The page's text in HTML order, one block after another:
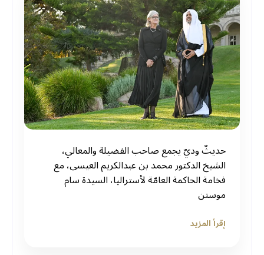
حديثٌ وديٌ يجمع صاحب الفضيلة والمعالي،
الشيخ الدكتور محمد بن عبدالكريم العيسى، مع
فخامة الحاكمة العامّة لأستراليا، السيدة سام
موستن
إقرأ المزيد